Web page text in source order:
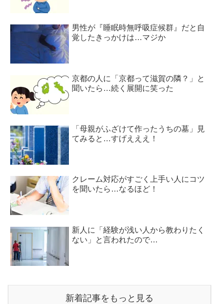
男性が『睡眠時無呼吸症候群』だと自
覚したきっかけは…マジか
京都の人に「京都って滋賀の隣？」と
聞いたら…続く展開に笑った
「母親がふざけて作ったうちの墓」見
てみると…すげえええ！
クレーム対応がすごく上手い人にコツ
を聞いたら…なるほど！
新人に「経験が浅い人から教わりたく
ない」と言われたので…
新着記事をもっと見る